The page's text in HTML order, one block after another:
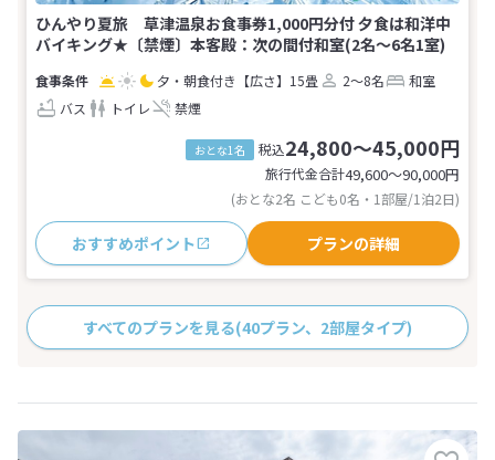
ひんやり夏旅 草津温泉お食事券1,000円分付 夕食は和洋中
バイキング★〔禁煙〕本客殿：次の間付和室(2名～6名1室)
夕・朝食付き 【広さ】15畳 2～8名
和室
バス
トイレ 禁煙
おとな1名 税込24,800～45,000円
旅行代金合計49,600〜90,000円
(おとな2名 こども0名・1部屋/1泊2日)
おすすめポイント プランの詳細
すべてのプランを見る(40プラン、2部屋タイプ)